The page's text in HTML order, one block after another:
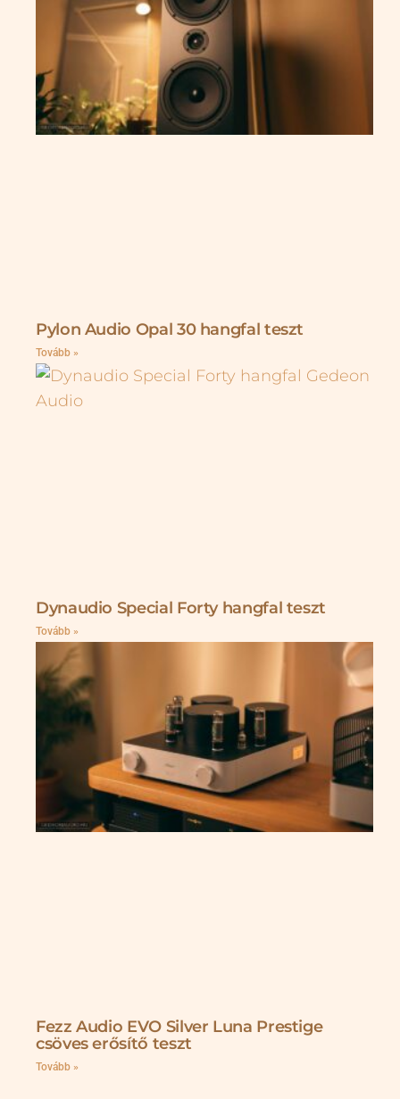
Pylon Audio Opal 30 hangfal teszt
Tovább »
Dynaudio Special Forty hangfal teszt
Tovább »
Fezz Audio EVO Silver Luna Prestige
csöves erősítő teszt
Tovább »